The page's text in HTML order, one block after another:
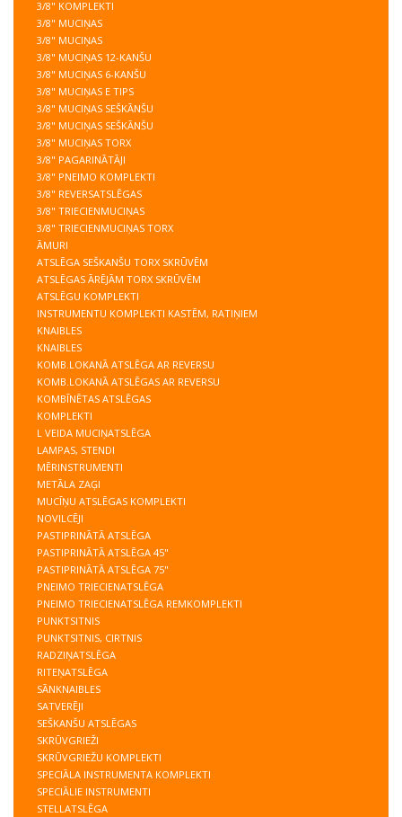
3/8" KOMPLEKTI
3/8" MUCIŅAS
3/8" MUCIŅAS
3/8" MUCIŅAS 12-KANŠU
3/8" MUCIŅAS 6-KANŠU
3/8" MUCIŅAS E TIPS
3/8" MUCIŅAS SEŠKĀNŠU
3/8" MUCIŅAS SEŠKĀNŠU
3/8" MUCIŅAS TORX
3/8" PAGARINĀTĀJI
3/8" PNEIMO KOMPLEKTI
3/8" REVERSATSLĒGAS
3/8" TRIECIENMUCIŅAS
3/8" TRIECIENMUCIŅAS TORX
ĀMURI
ATSLĒGA SEŠKANŠU TORX SKRŪVĒM
ATSLĒGAS ĀRĒJĀM TORX SKRŪVĒM
ATSLĒGU KOMPLEKTI
INSTRUMENTU KOMPLEKTI KASTĒM, RATIŅIEM
KNAIBLES
KNAIBLES
KOMB.LOKANĀ ATSLĒGA AR REVERSU
KOMB.LOKANĀ ATSLĒGAS AR REVERSU
KOMBĪNĒTAS ATSLĒGAS
KOMPLEKTI
L VEIDA MUCIŅATSLĒGA
LAMPAS, STENDI
MĒRINSTRUMENTI
METĀLA ZAĢI
MUCĪŅU ATSLĒGAS KOMPLEKTI
NOVILCĒJI
PASTIPRINĀTĀ ATSLĒGA
PASTIPRINĀTĀ ATSLĒGA 45"
PASTIPRINĀTĀ ATSLĒGA 75"
PNEIMO TRIECIENATSLĒGA
PNEIMO TRIECIENATSLĒGA REMKOMPLEKTI
PUNKTSITNIS
PUNKTSITNIS, CIRTNIS
RADZIŅATSLĒGA
RITEŅATSLĒGA
SĀNKNAIBLES
SATVERĒJI
SEŠKANŠU ATSLĒGAS
SKRŪVGRIEŽI
SKRŪVGRIEŽU KOMPLEKTI
SPECIĀLA INSTRUMENTA KOMPLEKTI
SPECIĀLIE INSTRUMENTI
STELLATSLĒGA